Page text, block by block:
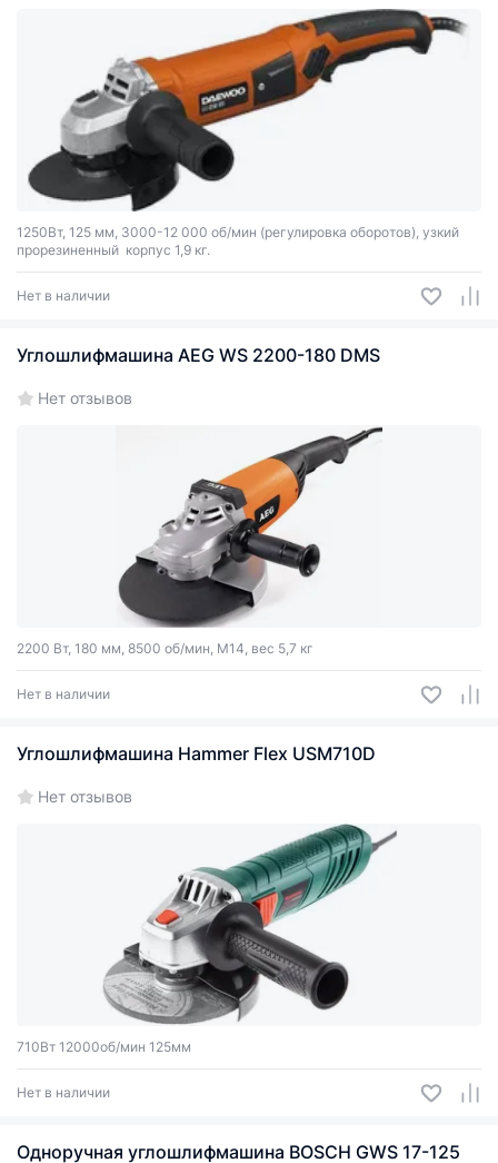
1250Вт, 125 мм, 3000-12 000 об/мин (регулировка оборотов), узкий
прорезиненный корпус 1,9 кг.
Нет в наличии
Углошлифмашина AEG WS 2200-180 DMS
Нет отзывов
2200 Вт, 180 мм, 8500 об/мин, М14, вес 5,7 кг
Нет в наличии
Углошлифмашина Hammer Flex USM710D
Нет отзывов
710Вт 12000об/мин 125мм
Нет в наличии
Одноручная углошлифмашина BOSCH GWS 17-125